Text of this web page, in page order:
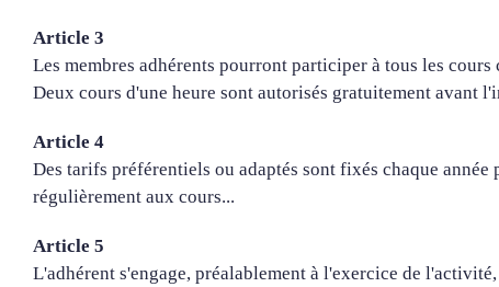
Article 3
Les membres adhérents pourront participer à tous les
Deux cours d'une heure sont autorisés gratuitement avant
Article 4
Des tarifs préférentiels ou adaptés sont fixés chaque
régulièrement aux cours...
Article 5
L'adhérent s'engage, préalablement à l'exercice de